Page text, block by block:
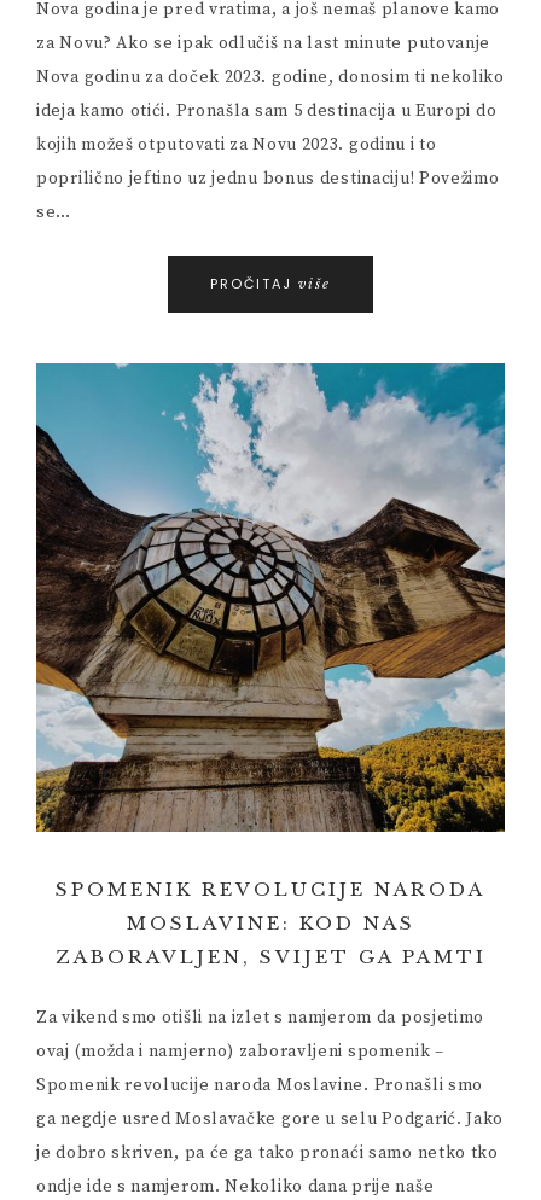
Nova godina je pred vratima, a još nemaš planove kamo
za Novu? Ako se ipak odlučiš na last minute putovanje
Nova godinu za doček 2023. godine, donosim ti nekoliko
ideja kamo otići. Pronašla sam 5 destinacija u Europi do
kojih možeš otputovati za Novu 2023. godinu i to
poprilično jeftino uz jednu bonus destinaciju! Povežimo
se…
PROČITAJ više
SPOMENIK REVOLUCIJE NARODA
MOSLAVINE: KOD NAS
ZABORAVLJEN, SVIJET GA PAMTI
Za vikend smo otišli na izlet s namjerom da posjetimo
ovaj (možda i namjerno) zaboravljeni spomenik –
Spomenik revolucije naroda Moslavine. Pronašli smo
ga negdje usred Moslavačke gore u selu Podgarić. Jako
je dobro skriven, pa će ga tako pronaći samo netko tko
ondje ide s namjerom. Nekoliko dana prije naše